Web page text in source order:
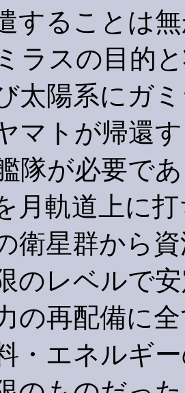
することは
ラスの目的
太陽系にガ
マトが帰還
隊が必要で
月軌道上に
衛星群から
のレベルで
の再配備に
・エネルギ